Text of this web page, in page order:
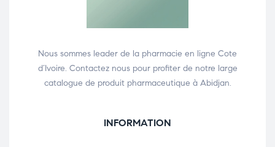
Nous sommes leader de la pharmacie en ligne Cote
d’Ivoire. Contactez nous pour profiter de notre large
catalogue de produit pharmaceutique à Abidjan.
INFORMATION